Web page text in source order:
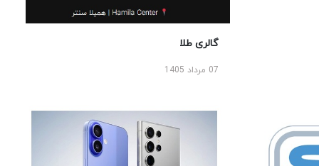
گالری طلا
07 مرداد 1405